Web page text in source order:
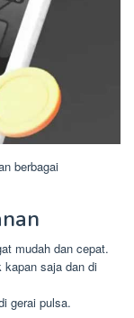
berbagai
mudah dan cepat.
kapan saja dan di
gerai pulsa.